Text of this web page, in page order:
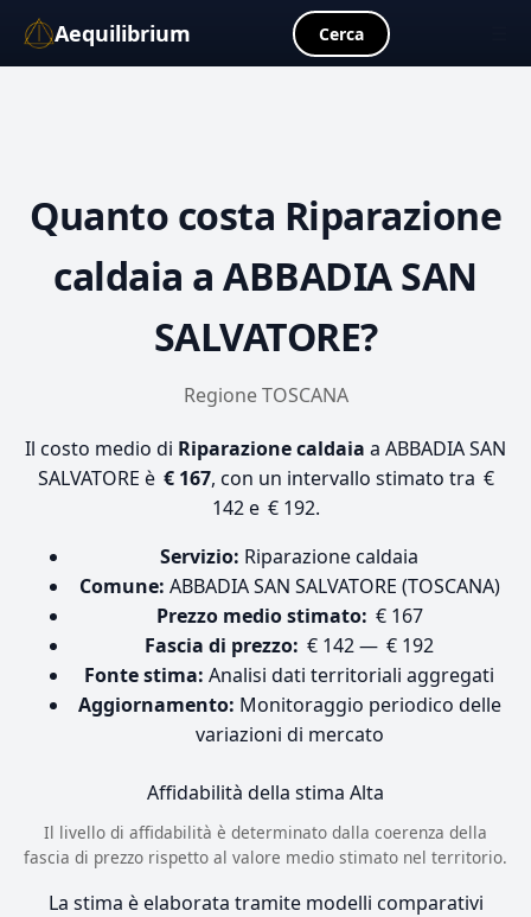
Aequilibrium Cerca
Quanto costa Riparazione
caldaia a ABBADIA SAN
SALVATORE?
Regione TOSCANA
Il costo medio di Riparazione caldaia a ABBADIA SAN
SALVATORE è € 167, con un intervallo stimato tra €
142 e € 192.
Servizio: Riparazione caldaia
Comune: ABBADIA SAN SALVATORE (TOSCANA)
Prezzo medio stimato: € 167
Fascia di prezzo: € 142 — € 192
Fonte stima: Analisi dati territoriali aggregati
Aggiornamento: Monitoraggio periodico delle
variazioni di mercato
Affidabilità della stima Alta
Il livello di affidabilità è determinato dalla coerenza della
fascia di prezzo rispetto al valore medio stimato nel territorio.
La stima è elaborata tramite modelli comparativi